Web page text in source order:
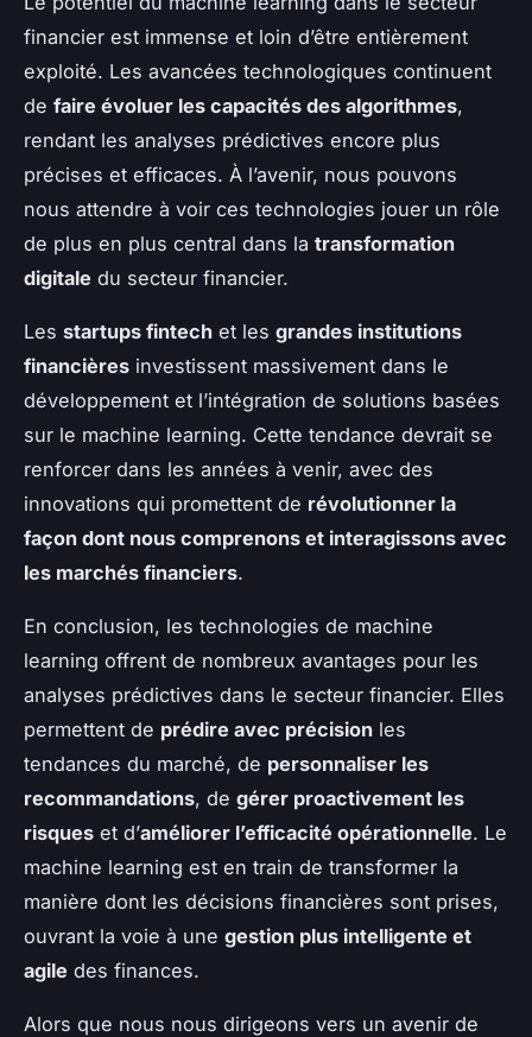
financier est immense et loin d’être entièrement
exploité. Les avancées technologiques continuent
de faire évoluer les capacités des algorithmes,
rendant les analyses prédictives encore plus
précises et efficaces. À l’avenir, nous pouvons
nous attendre à voir ces technologies jouer un rôle
de plus en plus central dans la transformation
digitale du secteur financier.
Les startups fintech et les grandes institutions
financières investissent massivement dans le
développement et l’intégration de solutions basées
sur le machine learning. Cette tendance devrait se
renforcer dans les années à venir, avec des
innovations qui promettent de révolutionner la
façon dont nous comprenons et interagissons avec
les marchés financiers.
En conclusion, les technologies de machine
learning offrent de nombreux avantages pour les
analyses prédictives dans le secteur financier. Elles
permettent de prédire avec précision les
tendances du marché, de personnaliser les
recommandations, de gérer proactivement les
risques et d’améliorer l’efficacité opérationnelle. Le
machine learning est en train de transformer la
manière dont les décisions financières sont prises,
ouvrant la voie à une gestion plus intelligente et
agile des finances.
Alors que nous nous dirigeons vers un avenir de